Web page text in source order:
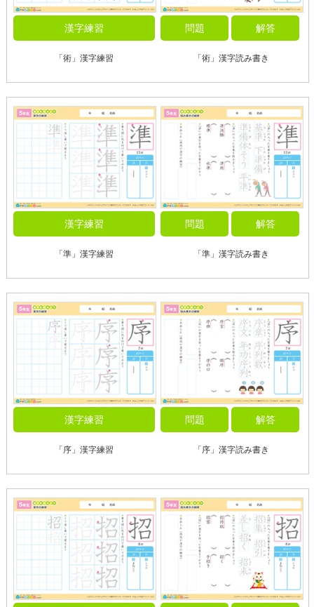
漢字練習
「術」漢字練習
問題 解答
「術」漢字読み書き
漢字練習
「準」漢字練習
問題 解答
「準」漢字読み書き
漢字練習
「序」漢字練習
問題 解答
「序」漢字読み書き